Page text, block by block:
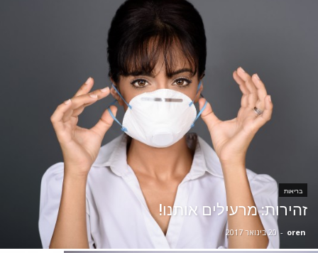
בריאות
זהירות: מרעילים אותנו!
oren
- 20 בינואר 2017